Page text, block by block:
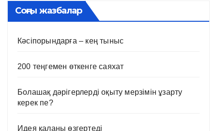
Соңғы жазбалар
Кәсіпорындарға – кең тыныс
200 теңгемен өткенге саяхат
Болашақ дәрігерлерді оқыту мерзімін ұзарту
керек пе?
Идея қаланы өзгертеді